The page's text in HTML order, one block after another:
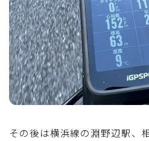
その後は横浜線の淵野辺駅、